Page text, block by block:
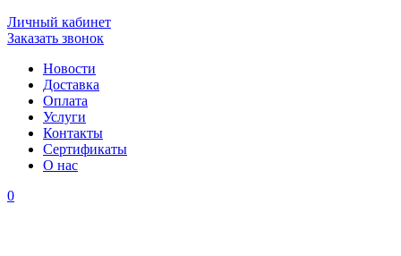
Личный кабинет
Заказать звонок
Новости
Доставка
Оплата
Услуги
Контакты
Cертификаты
О нас
0